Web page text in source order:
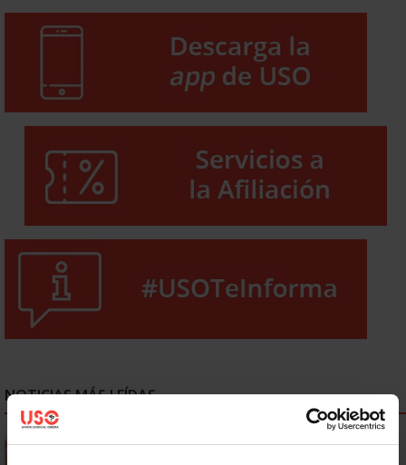
NOTICIAS MÁS LEÍDAS
Se actualizan las patologías para acceder a la jubilación